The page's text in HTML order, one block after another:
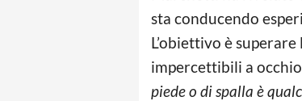
sta conducendo
L’obiettivo è
impercettibili a
piede o di spalla è